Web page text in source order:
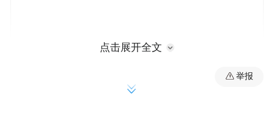
时间与涉事储值卡商家取得联系，说明案情
点击展开全文
举报